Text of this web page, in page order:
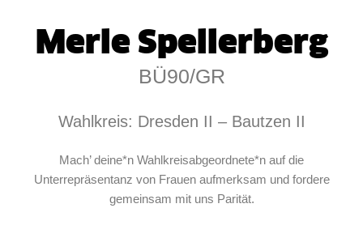
Merle Spellerberg
BÜ90/GR
Wahlkreis: Dresden II – Bautzen II
Mach’ deine*n Wahlkreisabgeordnete*n auf die
Unterrepräsentanz von Frauen aufmerksam und fordere
gemeinsam mit uns Parität.